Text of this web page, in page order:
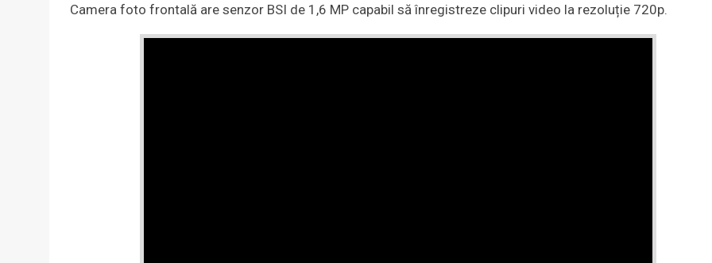
Camera foto frontală are senzor BSI de 1,6 MP capabil să înregistreze clipuri video la rezoluție 720p.